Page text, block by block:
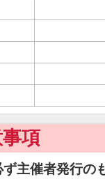
項
主催者発行の